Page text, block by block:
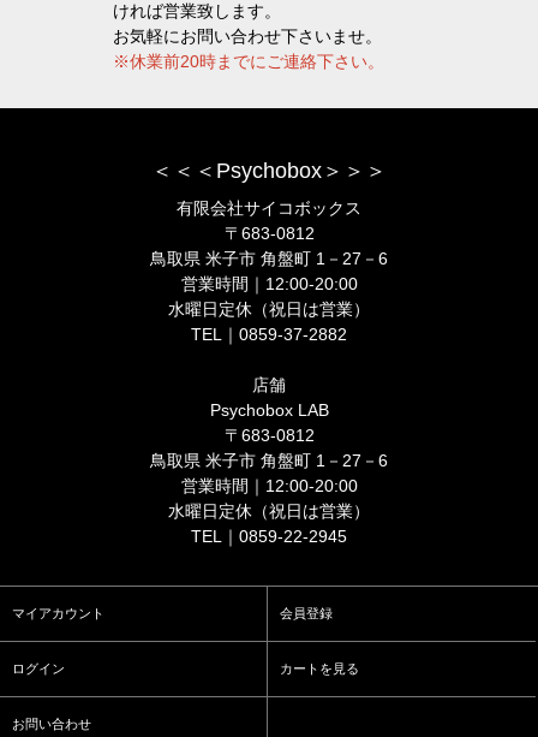
ければ営業致します。
お気軽にお問い合わせ下さいませ。
※休業前20時までにご連絡下さい。
＜＜＜Psychobox＞＞＞
有限会社サイコボックス
〒683-0812
鳥取県 米子市 角盤町 1－27－6
営業時間｜12:00-20:00
水曜日定休（祝日は営業）
TEL｜0859-37-2882
店舗
Psychobox LAB
〒683-0812
鳥取県 米子市 角盤町 1－27－6
営業時間｜12:00-20:00
水曜日定休（祝日は営業）
TEL｜0859-22-2945
マイアカウント 会員登録
ログイン カートを見る
お問い合わせ